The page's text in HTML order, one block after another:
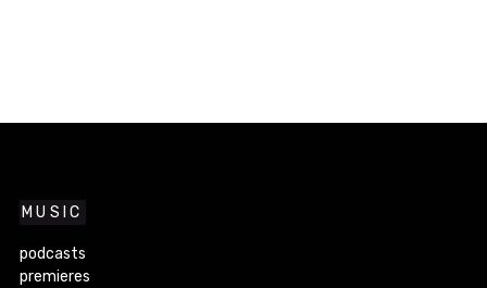
MUSIC
podcasts
premieres